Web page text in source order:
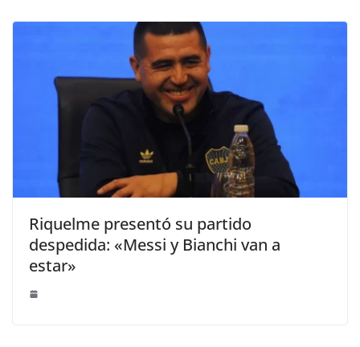
Riquelme presentó su partido
despedida: «Messi y Bianchi van a
estar»